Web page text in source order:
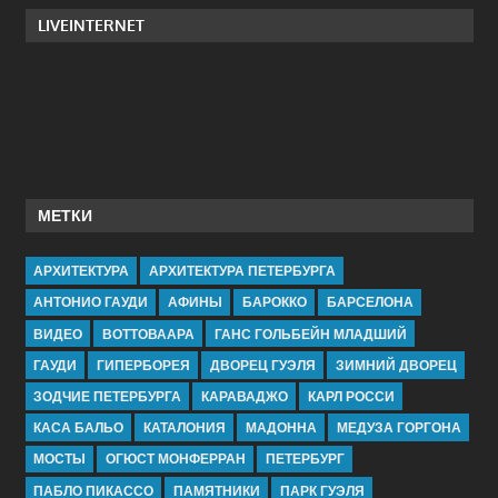
LIVEINTERNET
МЕТКИ
АРХИТЕКТУРА
АРХИТЕКТУРА ПЕТЕРБУРГА
АНТОНИО ГАУДИ
АФИНЫ БАРОККО
БАРСЕЛОНА
ВИДЕО
ВОТТОВААРА
ГАНС ГОЛЬБЕЙН МЛАДШИЙ
ГАУДИ
ГИПЕРБОРЕЯ ДВОРЕЦ ГУЭЛЯ
ЗИМНИЙ ДВОРЕЦ
ЗОДЧИЕ ПЕТЕРБУРГА
КАРАВАДЖО
КАРЛ РОССИ
КАСА БАЛЬО
КАТАЛОНИЯ МАДОННА
МЕДУЗА ГОРГОНА
МОСТЫ
ОГЮСТ МОНФЕРРАН
ПЕТЕРБУРГ
ПАБЛО ПИКАССО
ПАМЯТНИКИ ПАРК ГУЭЛЯ